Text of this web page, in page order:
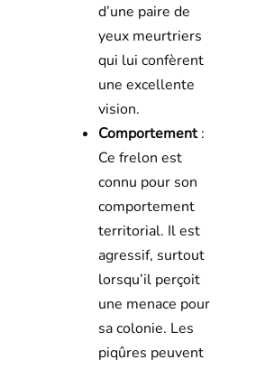
d’une paire de
yeux meurtriers
qui lui confèrent
une excellente
vision.
Comportement:
Ce frelon est
connu pour son
comportement
territorial. Il est
agressif, surtout
lorsqu’il perçoit
une menace pour
sa colonie. Les
piqûres peuvent